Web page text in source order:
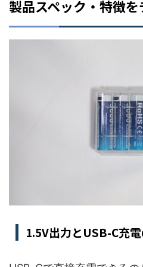
製品スペック・特徴を
1.5V出力とUSB-C充